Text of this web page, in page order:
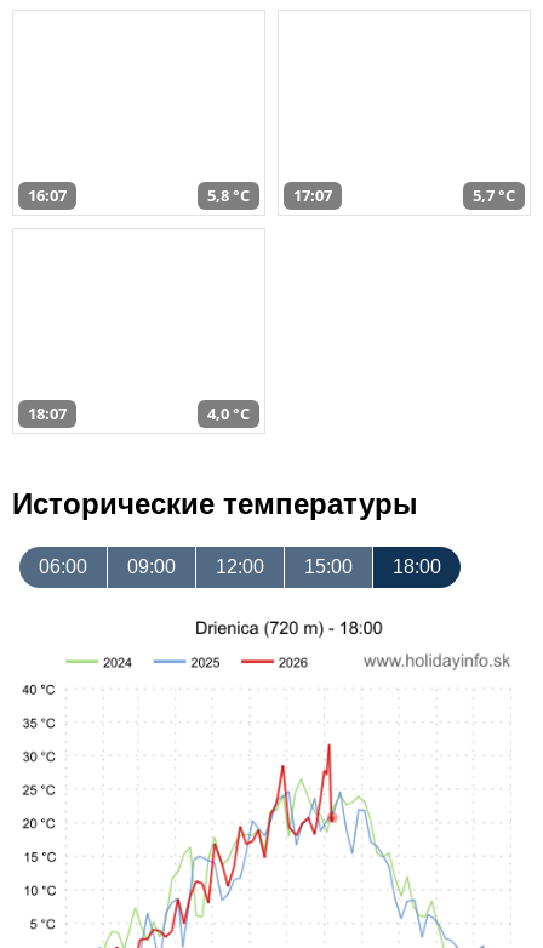
16:07 5,8 °C 17:07 5,7 °C
18:07 4,0 °C
Исторические температуры
06:00 09:00 12:00 15:00 18:00